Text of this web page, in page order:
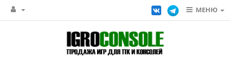
МЕНЮ